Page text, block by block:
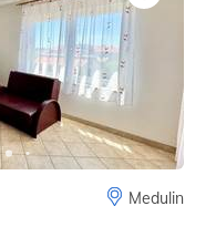
Medulin